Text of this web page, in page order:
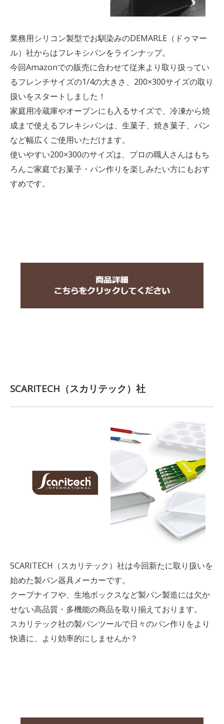
業務用シリコン製型でお馴染みのDEMARLE（ドゥマー
ル）社からはフレキシパンをラインナップ。
今回Amazonでの販売に合わせて従来より取り扱ってい
るフレンチサイズの1/4の大きさ、200×300サイズの取り
扱いをスタートしました！
家庭用冷蔵庫やオーブンにも入るサイズで、冷凍から焼
成まで使えるフレキシパンは、生菓子、焼き菓子、パン
など幅広くご使用いただけます。
使いやすい200×300のサイズは、プロの職人さんはもち
ろんご家庭でお菓子・パン作りを楽しみたい方にもおす
すめです。
SCARITECH（スカリテック）社
SCARITECH（スカリテック）社は今回新たに取り扱いを
始めた製パン器具メーカーです。
クープナイフや、生地ボックスなど製パン製造には欠か
せない高品質・多機能の商品を取り揃えております。
スカリテック社の製パンツールで日々のパン作りをより
快適に、より効率的にしませんか？